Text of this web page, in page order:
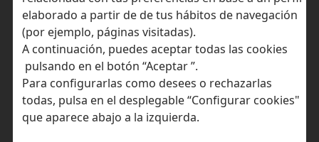
elaborado a partir de de tus hábitos de navegación
(por ejemplo, páginas visitadas).
A continuación, puedes aceptar todas las cookies
pulsando en el botón “Aceptar ”.
Para configurarlas como desees o rechazarlas
todas, pulsa en el desplegable “Configurar cookies"
que aparece abajo a la izquierda.